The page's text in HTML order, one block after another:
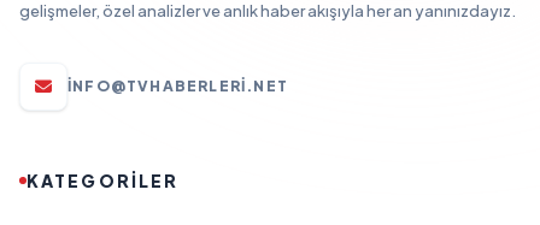
gelişmeler, özel analizler ve anlık haber akışıyla her an yanınızdayız.
INFO@TVHABERLERI.NET
KATEGORİLER